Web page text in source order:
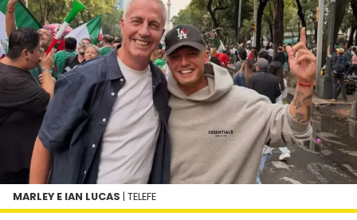
MARLEY E IAN LUCAS | TELEFE